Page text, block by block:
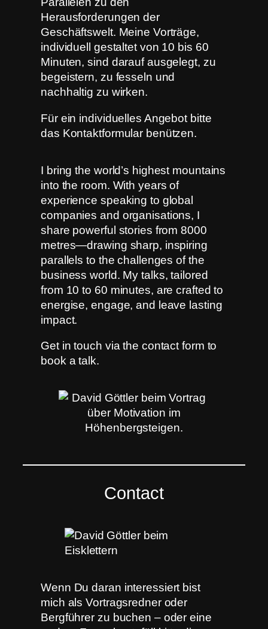
Herausforderungen der
Geschäftswelt. Meine Vorträge,
individuell gestaltet von 10 bis 60
Minuten, sind darauf ausgelegt, zu
begeistern, zu fesseln und
nachhaltig zu wirken.
Für ein individuelles Angebot bitte
das Kontaktformular benützen.
I bring the world’s highest mountains
into the room. With years of
experience speaking to global
companies and organisations, I
share powerful stories from 8000
metres—drawing sharp, inspiring
parallels to the challenges of the
business world. My talks, tailored
from 10 to 60 minutes, are crafted to
energise, engage, and leave lasting
impact.
Get in touch via the contact form to
book a talk.
Contact
Wenn Du daran interessiert bist
mich als Vortragsredner oder
Bergführer zu buchen – oder eine